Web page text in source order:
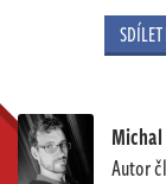
Autor